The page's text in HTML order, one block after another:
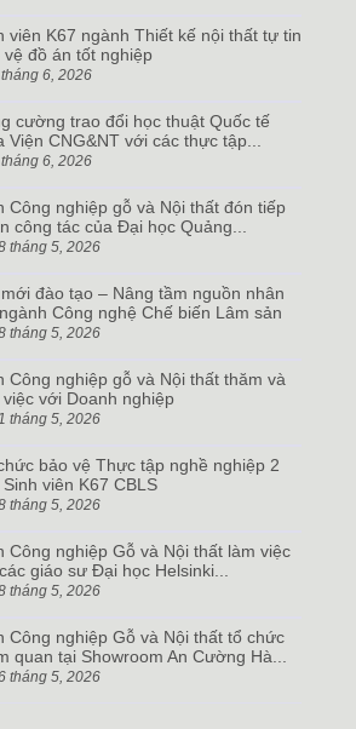
viên K67 ngành Thiết kế nội thất tự tin
vệ đồ án tốt nghiệp
6, 2026
cường trao đổi học thuật Quốc tế
Viện CNG&NT với các thực tập...
6, 2026
Công nghiệp gỗ và Nội thất đón tiếp
công tác của Đại học Quảng...
tháng 5, 2026
đào tạo – Nâng tầm nguồn nhân
Công nghệ Chế biến Lâm sản
tháng 5, 2026
Công nghiệp gỗ và Nội thất thăm và
việc với Doanh nghiệp
tháng 5, 2026
bảo vệ Thực tập nghề nghiệp 2
viên K67 CBLS
tháng 5, 2026
Công nghiệp Gỗ và Nội thất làm việc
giáo sư Đại học Helsinki...
tháng 5, 2026
Công nghiệp Gỗ và Nội thất tổ chức
quan tại Showroom An Cường Hà...
tháng 5, 2026